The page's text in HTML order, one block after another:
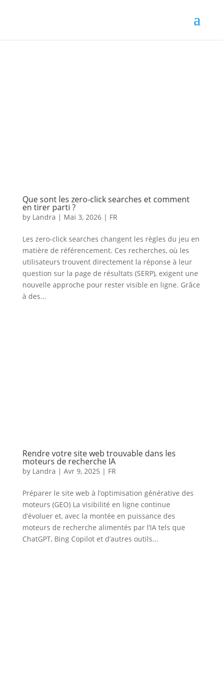
Que sont les zero-click searches et comment
en tirer parti ?
by Landra | Mai 3, 2026| FR
Les zero-click searches changent les règles du jeu en
matière de référencement. Ces recherches, où les
utilisateurs trouvent directement la réponse à leur
question sur la page de résultats (SERP), exigent une
nouvelle approche pour rester visible en ligne. Grâce
à des...
Rendre votre site web trouvable dans les
moteurs de recherche IA
by Landra | Avr 9, 2025 | FR
Préparer le site web à l’optimisation générative des
moteurs (GEO) La visibilité en ligne continue
d’évoluer et, avec la montée en puissance des
moteurs de recherche alimentés par l’IA tels que
ChatGPT, Bing Copilot et d’autres outils...